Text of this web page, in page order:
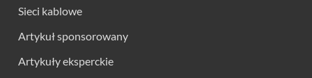
Sieci kablowe
Artykuł sponsorowany
Artykuły eksperckie